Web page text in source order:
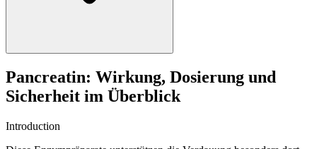
Pancreatin: Wirkung, Dosierung und
Sicherheit im Überblick
Introduction